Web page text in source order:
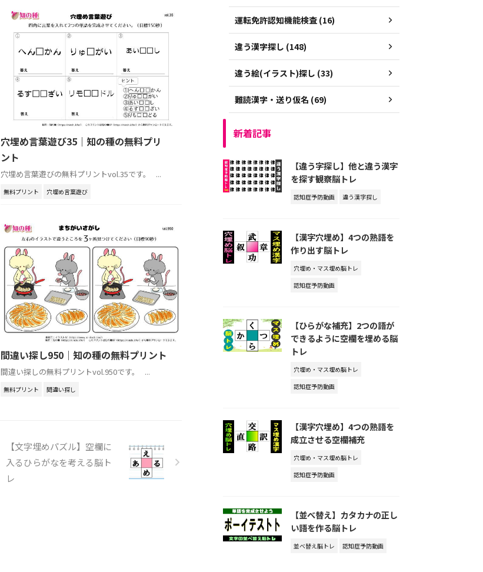
穴埋め言葉遊び35｜知の種の無料プリ
ント
穴埋め言葉遊びの無料プリントvol.35です。 ...
無料プリント 穴埋め言葉遊び
間違い探し950｜知の種の無料プリント
間違い探しの無料プリントvol.950です。 ...
無料プリント 間違い探し
【文字埋めパズル】空欄に
入るひらがなを考える脳ト
レ
運転免許認知機能検査 (16)
違う漢字探し (148)
違う絵(イラスト)探し (33)
難読漢字・送り仮名 (69)
新着記事
【違う字探し】他と違う漢字
を探す観察脳トレ
認知症予防動画 違う漢字探し
【漢字穴埋め】4つの熟語を
作り出す脳トレ
穴埋め・マス埋め脳トレ
認知症予防動画
【ひらがな補充】2つの語が
できるように空欄を埋める脳
トレ
穴埋め・マス埋め脳トレ
認知症予防動画
【漢字穴埋め】4つの熟語を
成立させる空欄補充
穴埋め・マス埋め脳トレ
認知症予防動画
【並べ替え】カタカナの正し
い語を作る脳トレ
並べ替え脳トレ 認知症予防動画